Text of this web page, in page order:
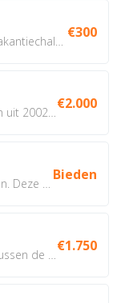
€300
€2.000
Bieden
€1.750